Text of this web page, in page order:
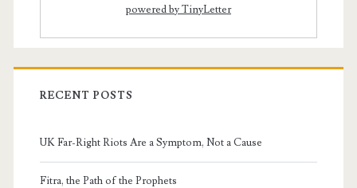
powered by TinyLetter
RECENT POSTS
UK Far-Right Riots Are a Symptom, Not a Cause
Fitra, the Path of the Prophets